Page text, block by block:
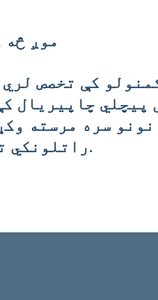
موږ څه
پیچلي چاپیریال
سره مرسته
راتلونکي تصور کړي.